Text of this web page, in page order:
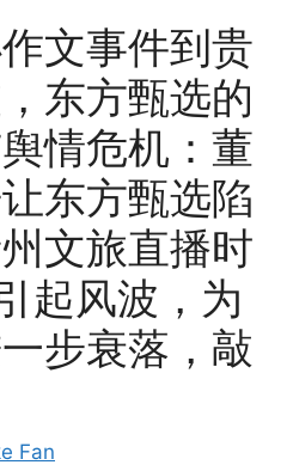
文事件到贵
东方甄选的
情危机：董
东方甄选陷
文旅直播时
起风波，为
步衰落，敲
Fan